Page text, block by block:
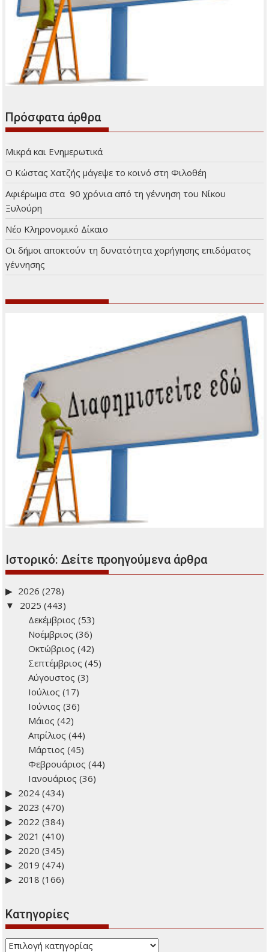
Πρόσφατα άρθρα
Μικρά και Ενημερωτικά
Ο Κώστας Χατζής μάγεψε το κοινό στη Φιλοθέη
Αφιέρωμα στα 90 χρόνια από τη γέννηση του Νίκου
Ξυλούρη
Νέο Κληρονομικό Δίκαιο
Οι δήμοι αποκτούν τη δυνατότητα χορήγησης επιδόματος
γέννησης
Ιστορικό: Δείτε προηγούμενα άρθρα
2026 (278)
2025 (443)
Δεκέμβριος (53)
Νοέμβριος (36)
Οκτώβριος (42)
Σεπτέμβριος (45)
Αύγουστος (3)
Ιούλιος (17)
Ιούνιος (36)
Μάιος (42)
Απρίλιος (44)
Μάρτιος (45)
Φεβρουάριος (44)
Ιανουάριος (36)
2024 (434)
2023 (470)
2022 (384)
2021 (410)
2020 (345)
2019 (474)
2018 (166)
Kατηγορίες
Kατηγορίες